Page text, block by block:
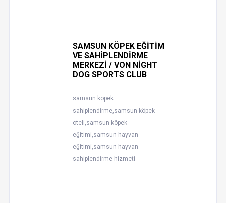
SAMSUN KÖPEK EĞİTİM
VE SAHİPLENDİRME
MERKEZİ / VON NİGHT
DOG SPORTS CLUB
samsun köpek
sahiplendirme,samsun köpek
oteli,samsun köpek
eğitimi,samsun hayvan
eğitimi,samsun hayvan
sahiplendirme hizmeti